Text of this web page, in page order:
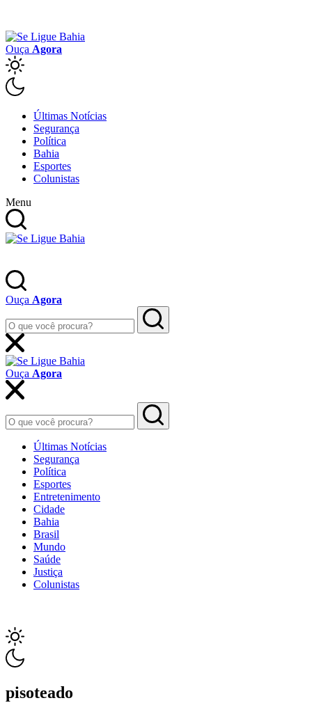
Ouça Agora
Últimas Notícias
Segurança
Política
Bahia
Esportes
Colunistas
Menu
Ouça Agora
Ouça Agora
Últimas Notícias
Segurança
Política
Esportes
Entretenimento
Cidade
Bahia
Brasil
Mundo
Saúde
Justiça
Colunistas
pisoteado